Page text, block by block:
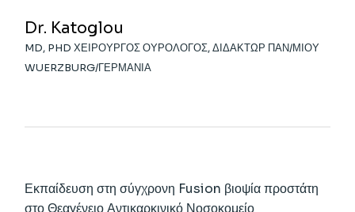
Dr. Katoglou
MD, PHD ΧΕΙΡΟΥΡΓΌΣ ΟΥΡΟΛΌΓΟΣ, ΔΙΔΆΚΤΩΡ ΠΑΝ/ΜΊΟΥ
WUERZBURG/ΓΕΡΜΑΝΊΑ
Εκπαίδευση στη σύγχρονη Fusion βιοψία προστάτη